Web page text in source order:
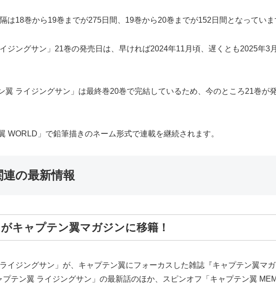
は18巻から19巻までが275日間、19巻から20巻までが152日間となっていま
ジングサン」21巻の発売日は、早ければ2024年11月頃、遅くとも2025年3
ライジングサン」は最終巻20巻で完結しているため、今のところ21巻が
WORLD」で鉛筆描きのネーム形式で連載を継続されます。
の最新情報
キャプテン翼マガジンに移籍！
イジングサン」が、キャプテン翼にフォーカスした雑誌『キャプテン翼マ
テン翼 ライジングサン」の最新話のほか、スピンオフ「キャプテン翼